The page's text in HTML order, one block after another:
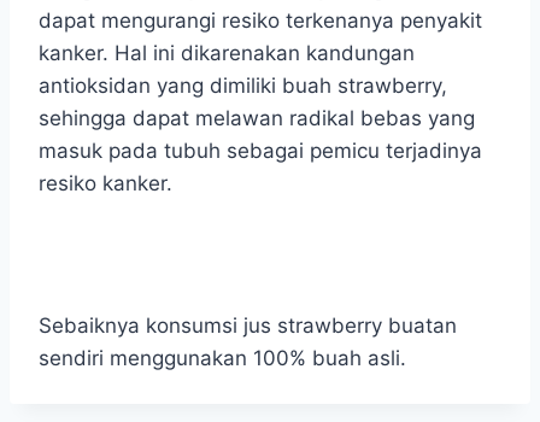
dapat mengurangi resiko terkenanya penyakit
kanker. Hal ini dikarenakan kandungan
antioksidan yang dimiliki buah strawberry,
sehingga dapat melawan radikal bebas yang
masuk pada tubuh sebagai pemicu terjadinya
resiko kanker.
Sebaiknya konsumsi jus strawberry buatan
sendiri menggunakan 100% buah asli.